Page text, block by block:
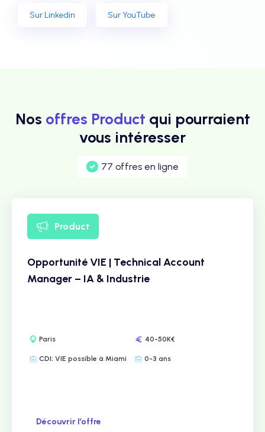
Sur Linkedin Sur YouTube
Nos offres Product qui pourraient
vous intéresser
77 offres en ligne
Product
Opportunité VIE | Technical Account
Manager – IA & Industrie
Paris 40-50K€
CDI; VIE possible à Miami 0-3 ans
Découvrir l’offre